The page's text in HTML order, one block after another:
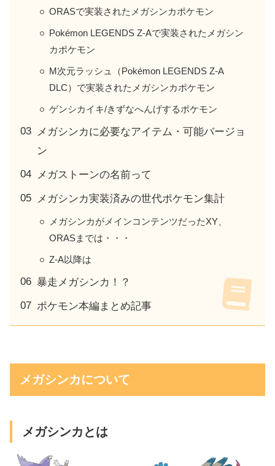
ORASで実装されたメガシンカポケモン
Pokémon LEGENDS Z-Aで実装されたメガシン
カポケモン
M次元ラッシュ（Pokémon LEGENDS Z-A
DLC）で実装されたメガシンカポケモン
ゲンシカイキ/きずなへんげするポケモン
メガシンカに必要なアイテム・可能バージョ
ン
メガストーンの名前って
メガシンカ実装済みの世代ポケモン集計
メガシンカがメインコンテンツだったXY、
ORASまでは・・・
Z-A以降は
暴走メガシンカ！？
ポケモン本編まとめ記事
メガシンカについて
メガシンカとは